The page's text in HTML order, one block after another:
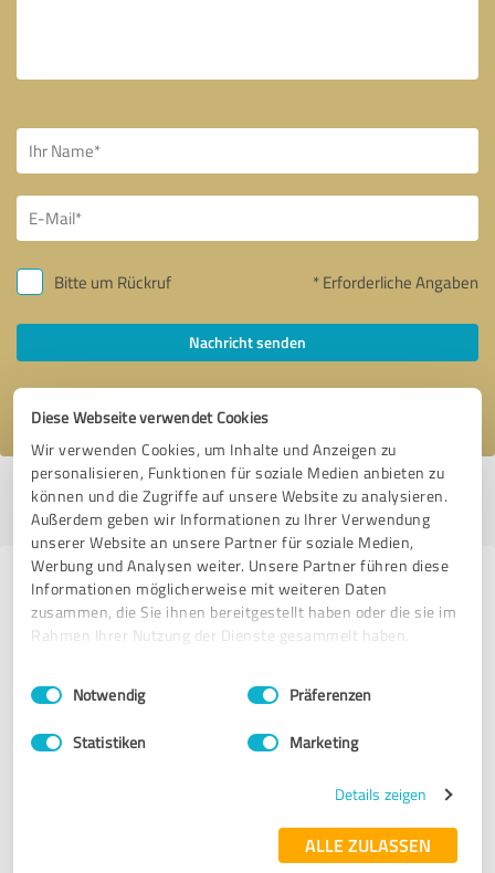
Diese Webseite verwendet Cookies
Wir verwenden Cookies, um Inhalte und Anzeigen zu
personalisieren, Funktionen für soziale Medien anbieten zu
können und die Zugriffe auf unsere Website zu analysieren.
Außerdem geben wir Informationen zu Ihrer Verwendung
unserer Website an unsere Partner für soziale Medien,
Werbung und Analysen weiter. Unsere Partner führen diese
Informationen möglicherweise mit weiteren Daten
zusammen, die Sie ihnen bereitgestellt haben oder die sie im
Rahmen Ihrer Nutzung der Dienste gesammelt haben.
Impressum Datenschutzbestimmungen
Einwilligungsauswahl
Notwendig Präferenzen
Statistiken Marketing
Details zeigen
ALLE ZULASSEN
Bitte um Rückruf * Erforderliche Angaben
Nachricht senden
Ich stimme den
Profil aktiv seit 16.04.2019 |Letzte Aktualisierung: 05.08.2026|Profil
melden
Erfahrungen zu weiteren
Anbietern aus dem Bereich
Photo Professional Peggy Misiak und Ingo Misiak GbR